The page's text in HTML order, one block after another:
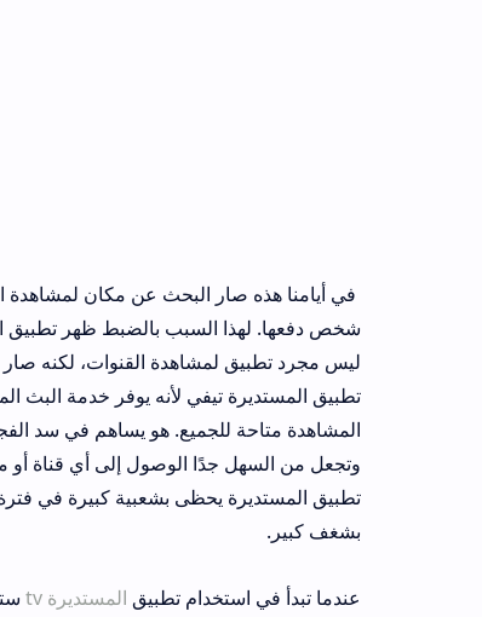
في أيامنا هذه صار البحث عن مكان لمشاهدة المباريات
شخص دفعها. لهذا السبب بالضبط ظهر تطبيق المستديرة كحل
ليس مجرد تطبيق لمشاهدة القنوات، لكنه صار مكانًا يجمع كل
تطبيق المستديرة تيفي لأنه يوفر خدمة البث المباشر بتكلفة
المشاهدة متاحة للجميع. هو يساهم في سد الفجوة بين
وتجعل من السهل جدًا الوصول إلى أي قناة أو مباراة تريد
تطبيق المستديرة يحظى بشعبية كبيرة في فترة قصيرة، وخاصة
عندما تبدأ في استخدام تطبيق المستديرة tv
ستلاحظ أنه يقدم